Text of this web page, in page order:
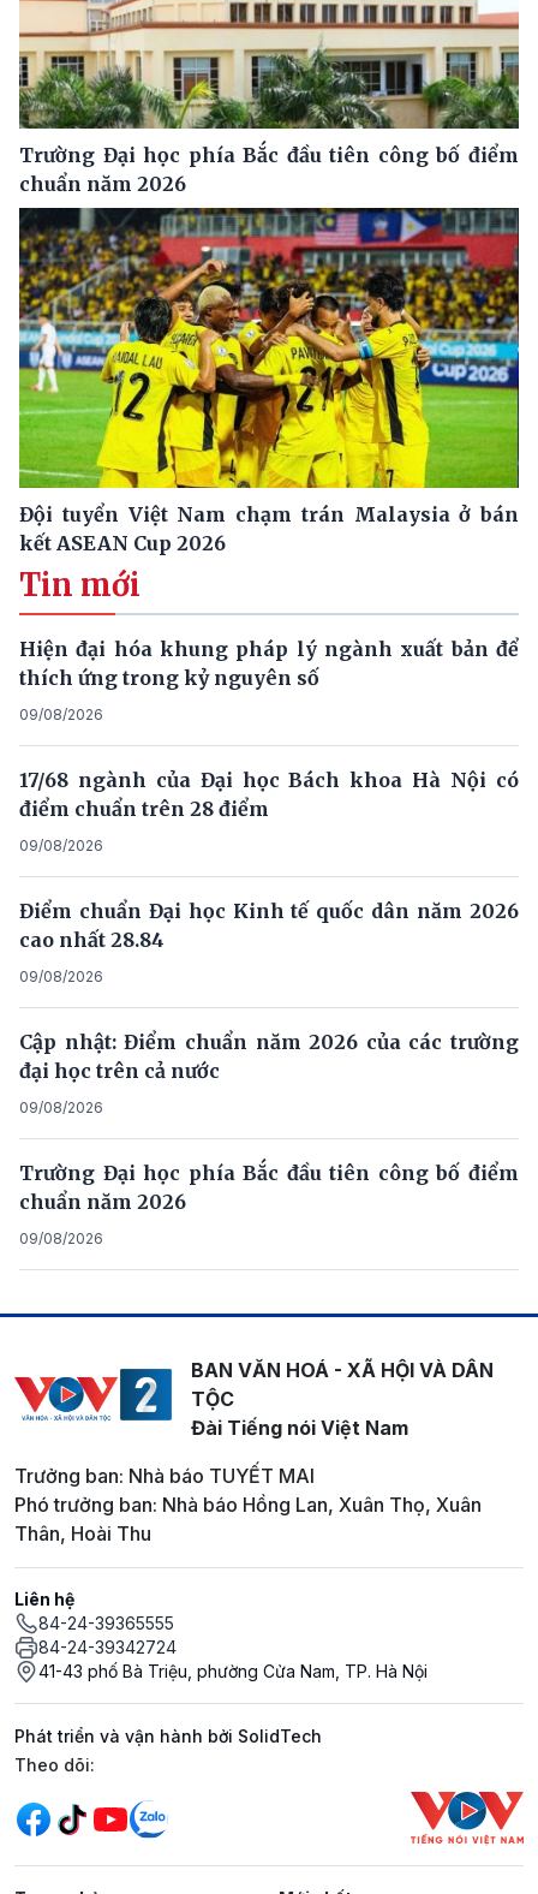
Trường Đại học phía Bắc đầu tiên công bố điểm
chuẩn năm 2026
Đội tuyển Việt Nam chạm trán Malaysia ở bán
kết ASEAN Cup 2026
Tin mới
Hiện đại hóa khung pháp lý ngành xuất bản để
thích ứng trong kỷ nguyên số
09/08/2026
17/68 ngành của Đại học Bách khoa Hà Nội có
điểm chuẩn trên 28 điểm
09/08/2026
Điểm chuẩn Đại học Kinh tế quốc dân năm 2026
cao nhất 28.84
09/08/2026
Cập nhật: Điểm chuẩn năm 2026 của các trường
đại học trên cả nước
09/08/2026
Trường Đại học phía Bắc đầu tiên công bố điểm
chuẩn năm 2026
09/08/2026
BAN VĂN HOÁ - XÃ HỘI VÀ DÂN
TỘC
Đài Tiếng nói Việt Nam
Trưởng ban: Nhà báo TUYẾT MAI
Phó trưởng ban: Nhà báo Hồng Lan, Xuân Thọ, Xuân
Thân, Hoài Thu
Liên hệ
84-24-39365555
84-24-39342724
41-43 phố Bà Triệu, phường Cửa Nam, TP. Hà Nội
Phát triển và vận hành bởi SolidTech
Mạng xã hội
Theo dõi: